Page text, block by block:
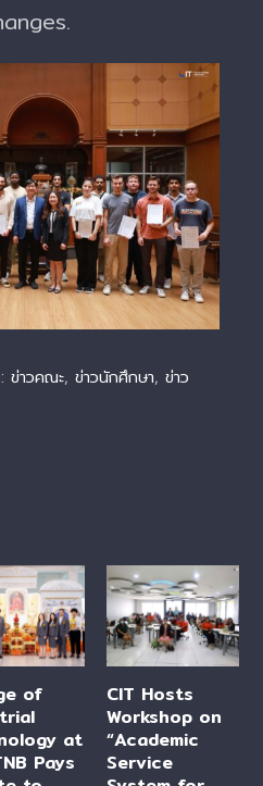
ข่าวคณะ, ข่าวนักศึกษา, ข่าว
of
at
Pays
CIT Hosts
Workshop on
“Academic
Service